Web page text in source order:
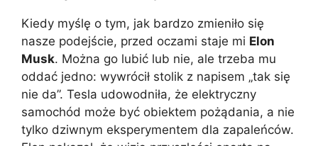
Kiedy myślę o tym, jak bardzo zmieniło się
nasze podejście, przed oczami staje mi Elon
Musk. Można go lubić lub nie, ale trzeba mu
oddać jedno: wywrócił stolik z napisem „tak się
nie da”. Tesla udowodniła, że elektryczny
samochód może być obiektem pożądania, a nie
tylko dziwnym eksperymentem dla zapaleńców.